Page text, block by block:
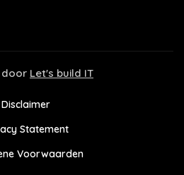
door Let's build IT
Disclaimer
Statement
Voorwaarden